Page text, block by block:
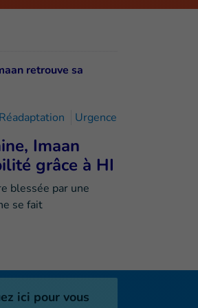
Réadaptation Urgence
Imaan
grâce à HI
blessée par une
se fait
ici pour vous